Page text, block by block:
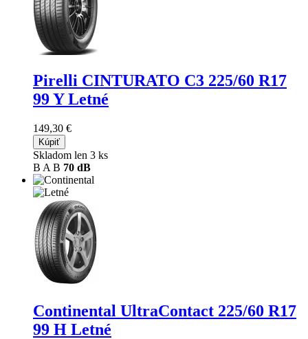
Pirelli CINTURATO C3 225/60 R17
99 Y Letné
149,30 €
Kúpiť
Skladom len 3 ks
B A B 70 dB
Continental UltraContact 225/60 R17
99 H Letné